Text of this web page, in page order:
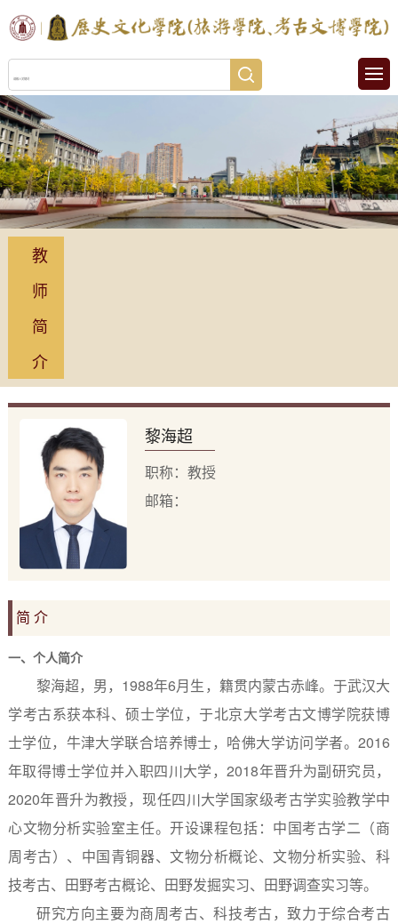
教
师
简
介
黎海超
职称：教授
邮箱：
简 介
一、个人简介
黎海超，男， 1988年6月生，籍贯内蒙古赤峰。于武汉大
学考古系获本科、硕士学位，于北京大学考古文博学院获博
士学位，牛津大学联合培养博士，哈佛大学访问学者。2016
年取得博士学位并入职四川大学，2018年晋升为副研究员，
2020年晋升为教授，现任四川大学国家级考古学实验教学中
心文物分析实验室主任。开设课程包括：中国考古学二（商
周考古）、中国青铜器、文物分析概论、文物分析实验、科
技考古、田野考古概论、田野发掘实习、田野调查实习等。
研究方向主要为商周考古、科技考古，致力于综合考古